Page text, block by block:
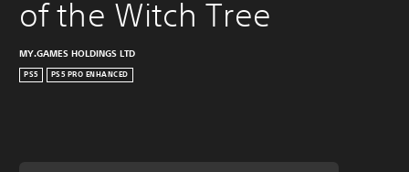
of the Witch Tree
MY.GAMES HOLDINGS LTD
PS5 PS5 PRO ENHANCED